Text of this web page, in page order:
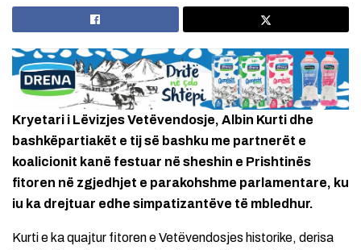
Kryetari i Lëvizjes Vetëvendosje, Albin Kurti dhe
bashkëpartiakët e tij së bashku me partnerët e
koalicionit kanë festuar në sheshin e Prishtinës
fitoren në zgjedhjet e parakohshme parlamentare, ku
iu ka drejtuar edhe simpatizantëve të mbledhur.
Kurti e ka quajtur fitoren e Vetëvendosjes historike, derisa